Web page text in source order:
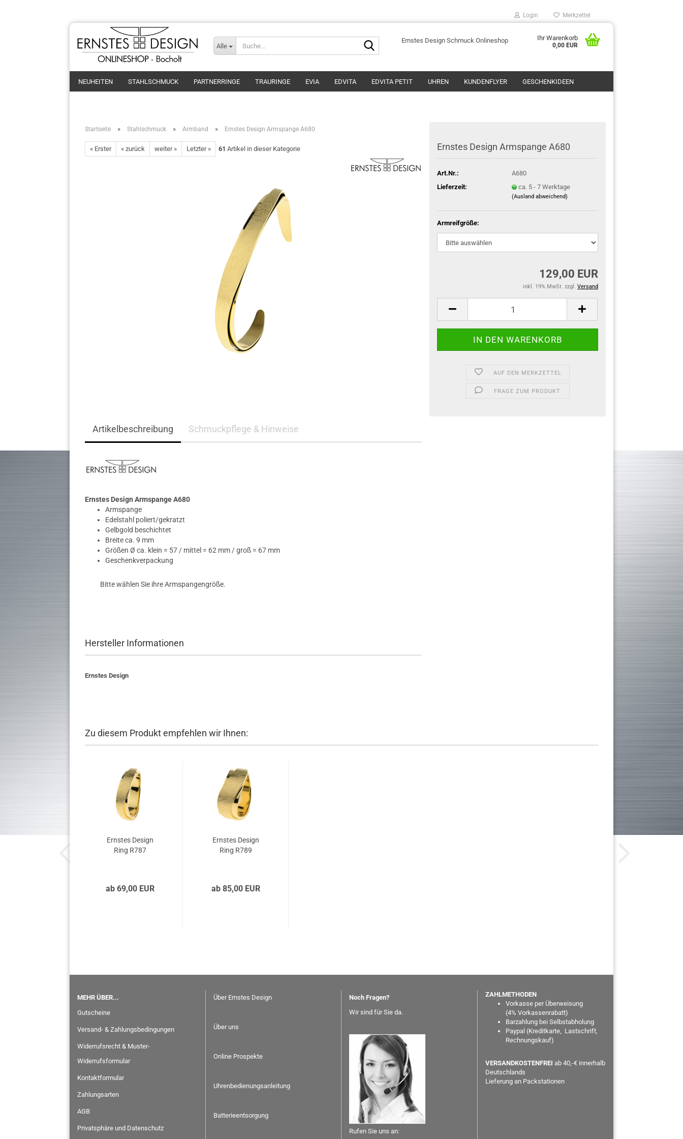
Login Merkzettel
Alle
Ernstes Design Schmuck Onlineshop Ihr Warenkorb
0,00 EUR
NEUHEITEN STAHLSCHMUCK PARTNERRINGE TRAURINGE EVIA EDVITA EDVITA PETIT UHREN KUNDENFLYER GESCHENKIDEEN
Startseite » Stahlschmuck » Armband » Ernstes Design Armspange A680
« Erster « zurück weiter » Letzter » 61 Artikel in dieser Kategorie Ernstes Design Armspange A680
Art.Nr.:
A680
Lieferzeit:
ca. 5 - 7 Werktage
(Ausland abweichend)
Armreifgröße:
129,00 EUR
inkl. 19% MwSt. zzgl. Versand
AUF DEN MERKZETTEL
FRAGE ZUM PRODUKT
Artikelbeschreibung Schmuckpflege & Hinweise
Ernstes Design Armspange A680
Armspange
Edelstahl poliert/gekratzt
Gelbgold beschichtet
Breite ca. 9 mm
Größen Ø ca. klein = 57 / mittel = 62 mm / groß = 67 mm
Geschenkverpackung
Bitte wählen Sie ihre Armspangengröße.
Hersteller Informationen
Ernstes Design
Zu diesem Produkt empfehlen wir Ihnen:
Ernstes Design
Ring R787
ab 69,00 EUR
Ernstes Design
Ring R789
ab 85,00 EUR
MEHR ÜBER...
Gutscheine
Versand- & Zahlungsbedingungen
Widerrufsrecht & Muster-
Widerrufsformular
Kontaktformular
Zahlungsarten
AGB
Privatsphäre und Datenschutz
Über Ernstes Design
Über uns
Online Prospekte
Uhrenbedienungsanleitung
Batterieentsorgung
Noch Fragen?
Wir sind für Sie da.
Rufen Sie uns an:
ZAHLMETHODEN
Vorkasse per Überweisung
(4% Vorkassenrabatt)
Barzahlung bei Selbstabholung
Paypal (Kreditkarte, Lastschrift,
Rechnungskauf)
VERSANDKOSTENFREI ab 40,-€ innerhalb
Deutschlands
Lieferung an Packstationen